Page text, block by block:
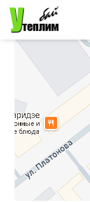
Перейти к
Форма поиска